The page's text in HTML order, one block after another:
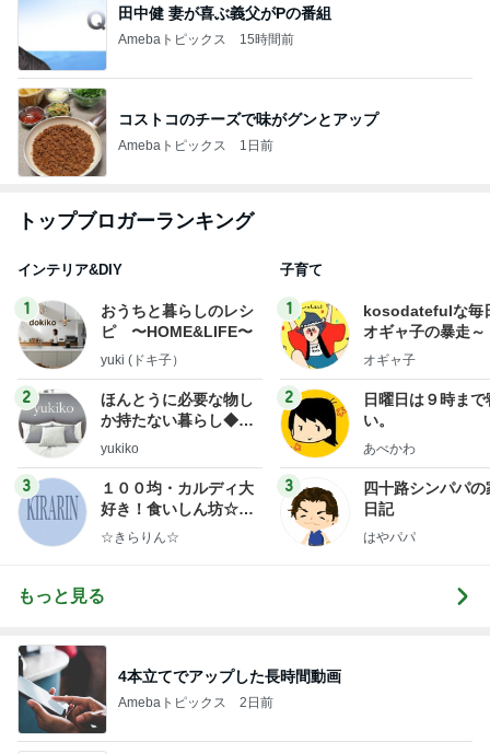
田中健 妻が喜ぶ義父がPの番組
Amebaトピックス 15時間前
コストコのチーズで味がグンとアップ
Amebaトピックス 1日前
トップブロガーランキング
インテリア&DIY
1
おうちと暮らしのレシ
ピ 〜HOME&LIFE〜
yuki (ドキ子）
2
ほんとうに必要な物し
か持たない暮らし◆Ke
ep Life Simple◆〜イ
yukiko
3
１００均・カルディ大
好き！食いしん坊☆き
らりん☆のブログ
☆きらりん☆
子育て
1
kosodatefulな毎
オギャ子の暴走～
オギャ子
2
日曜日は９時まで
い。
あべかわ
3
四十路シンパパの
日記
はやパパ
もっと見る
4本立てでアップした長時間動画
Amebaトピックス 2日前